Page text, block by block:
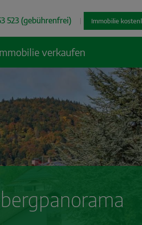
523 (gebührenfrei) | Immobilie
verkaufen